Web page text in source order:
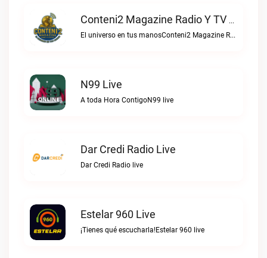
Conteni2 Magazine Radio Y TV Digital Live
El universo en tus manosConteni2 Magazine Radio y TV Digital live
N99 Live
A toda Hora ContigoN99 live
Dar Credi Radio Live
Dar Credi Radio live
Estelar 960 Live
¡Tienes qué escucharla!Estelar 960 live